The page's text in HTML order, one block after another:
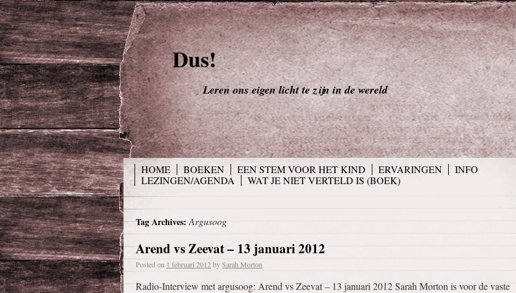
Dus!
Leren ons eigen licht te zijn in de wereld
HOME BOEKEN EEN STEM VOOR HET KIND ERVARINGEN
INFO
LEZINGEN/AGENDA
WAT JE NIET VERTELD IS (BOEK)
Tag Archives:Argusoog
Arend vs Zeevat – 13 januari 2012
Posted on 1 februari 2012 bySarah Morton
Radio-Interview met argusoog: Arend vs Zeevat – 13 januari 2012 Sarah Morton is voor de vaste